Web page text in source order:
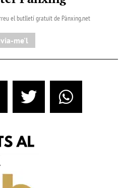
el butlletí gratuït de Pànxing.net​
me'l